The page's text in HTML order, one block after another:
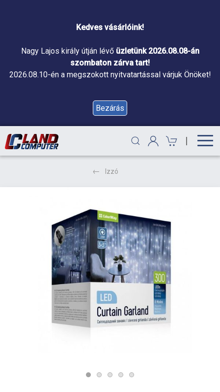
Kedves vásárlóink!
Nagy Lajos király útján lévő üzletünk 2026.08.08-án
szombaton zárva tart!
2026.08.10-én a megszokott nyitvatartással várjuk Önöket!
Bezárás
|
Izzó